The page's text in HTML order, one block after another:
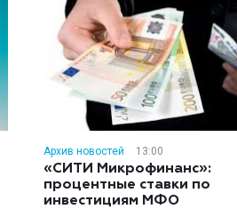
Архив новостей 13:00
«СИТИ Микрофинанс»:
процентные ставки по
инвестициям МФО